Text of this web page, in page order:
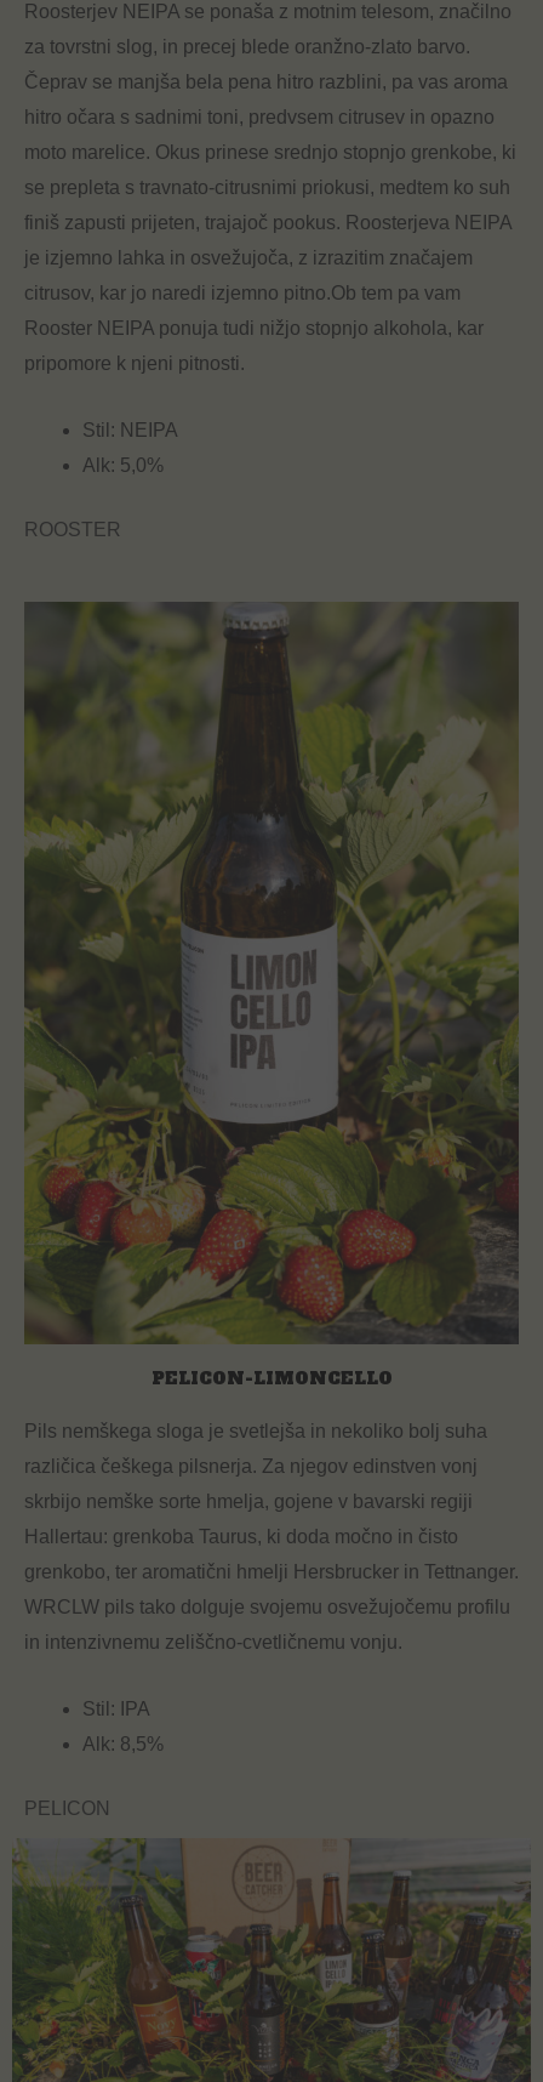
Roosterjev NEIPA se ponaša z motnim telesom, značilno
za tovrstni slog, in precej blede oranžno-zlato barvo.
Čeprav se manjša bela pena hitro razblini, pa vas aroma
hitro očara s sadnimi toni, predvsem citrusev in opazno
moto marelice. Okus prinese srednjo stopnjo grenkobe, ki
se prepleta s travnato-citrusnimi priokusi, medtem ko suh
finiš zapusti prijeten, trajajoč pookus. Roosterjeva NEIPA
je izjemno lahka in osvežujoča, z izrazitim značajem
citrusov, kar jo naredi izjemno pitno.Ob tem pa vam
Rooster NEIPA ponuja tudi nižjo stopnjo alkohola, kar
pripomore k njeni pitnosti.
Stil: NEIPA
Alk: 5,0%
ROOSTER
PELICON-LIMONCELLO
Pils nemškega sloga je svetlejša in nekoliko bolj suha
različica češkega pilsnerja. Za njegov edinstven vonj
skrbijo nemške sorte hmelja, gojene v bavarski regiji
Hallertau: grenkoba Taurus, ki doda močno in čisto
grenkobo, ter aromatični hmelji Hersbrucker in Tettnanger.
WRCLW pils tako dolguje svojemu osvežujočemu profilu
in intenzivnemu zeliščno-cvetličnemu vonju.
Stil: IPA
Alk: 8,5%
PELICON